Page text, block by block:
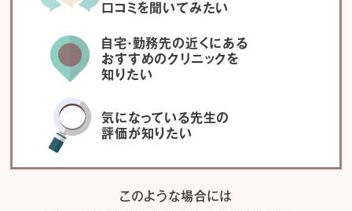
口コミを聞いてみたい
自宅・勤務先の近くにある
おすすめのクリニックを
知りたい
気になっている先生の
評価が知りたい
このような場合には